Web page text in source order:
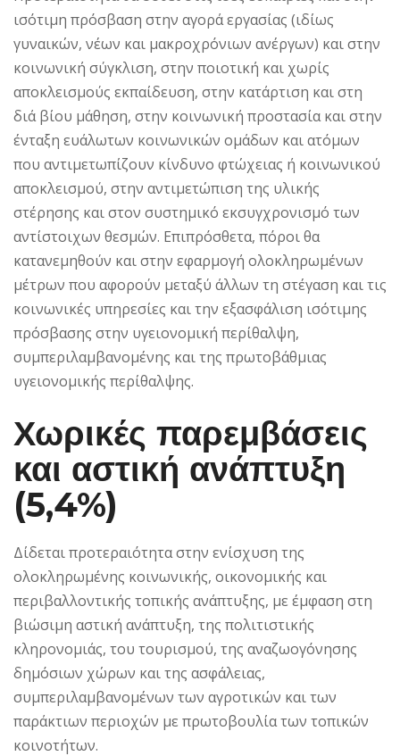
ισότιμη πρόσβαση στην αγορά εργασίας (ιδίως
γυναικών, νέων και μακροχρόνιων ανέργων) και στην
κοινωνική σύγκλιση, στην ποιοτική και χωρίς
αποκλεισμούς εκπαίδευση, στην κατάρτιση και στη
διά βίου μάθηση, στην κοινωνική προστασία και στην
ένταξη ευάλωτων κοινωνικών ομάδων και ατόμων
που αντιμετωπίζουν κίνδυνο φτώχειας ή κοινωνικού
αποκλεισμού, στην αντιμετώπιση της υλικής
στέρησης και στον συστημικό εκσυγχρονισμό των
αντίστοιχων θεσμών. Επιπρόσθετα, πόροι θα
κατανεμηθούν και στην εφαρμογή ολοκληρωμένων
μέτρων που αφορούν μεταξύ άλλων τη στέγαση και τις
κοινωνικές υπηρεσίες και την εξασφάλιση ισότιμης
πρόσβασης στην υγειονομική περίθαλψη,
συμπεριλαμβανομένης και της πρωτοβάθμιας
υγειονομικής περίθαλψης.
Χωρικές παρεμβάσεις
και αστική ανάπτυξη
(5,4%)
Δίδεται προτεραιότητα στην ενίσχυση της
ολοκληρωμένης κοινωνικής, οικονομικής και
περιβαλλοντικής τοπικής ανάπτυξης, με έμφαση στη
βιώσιμη αστική ανάπτυξη, της πολιτιστικής
κληρονομιάς, του τουρισμού, της αναζωογόνησης
δημόσιων χώρων και της ασφάλειας,
συμπεριλαμβανομένων των αγροτικών και των
παράκτιων περιοχών με πρωτοβουλία των τοπικών
κοινοτήτων.